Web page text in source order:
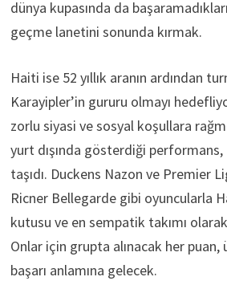
dünya kupasında da
geçme lanetini sonunda kırmak.
Haiti ise 52 yıllık aranın ardından
Karayipler’in gururu olmayı
zorlu siyasi ve sosyal koşullara
yurt dışında gösterdiği performans,
taşıdı. Duckens Nazon ve Premier
Ricner Bellegarde gibi oyuncularla
kutusu ve en sempatik takımı
Onlar için grupta alınacak her
başarı anlamına gelecek.